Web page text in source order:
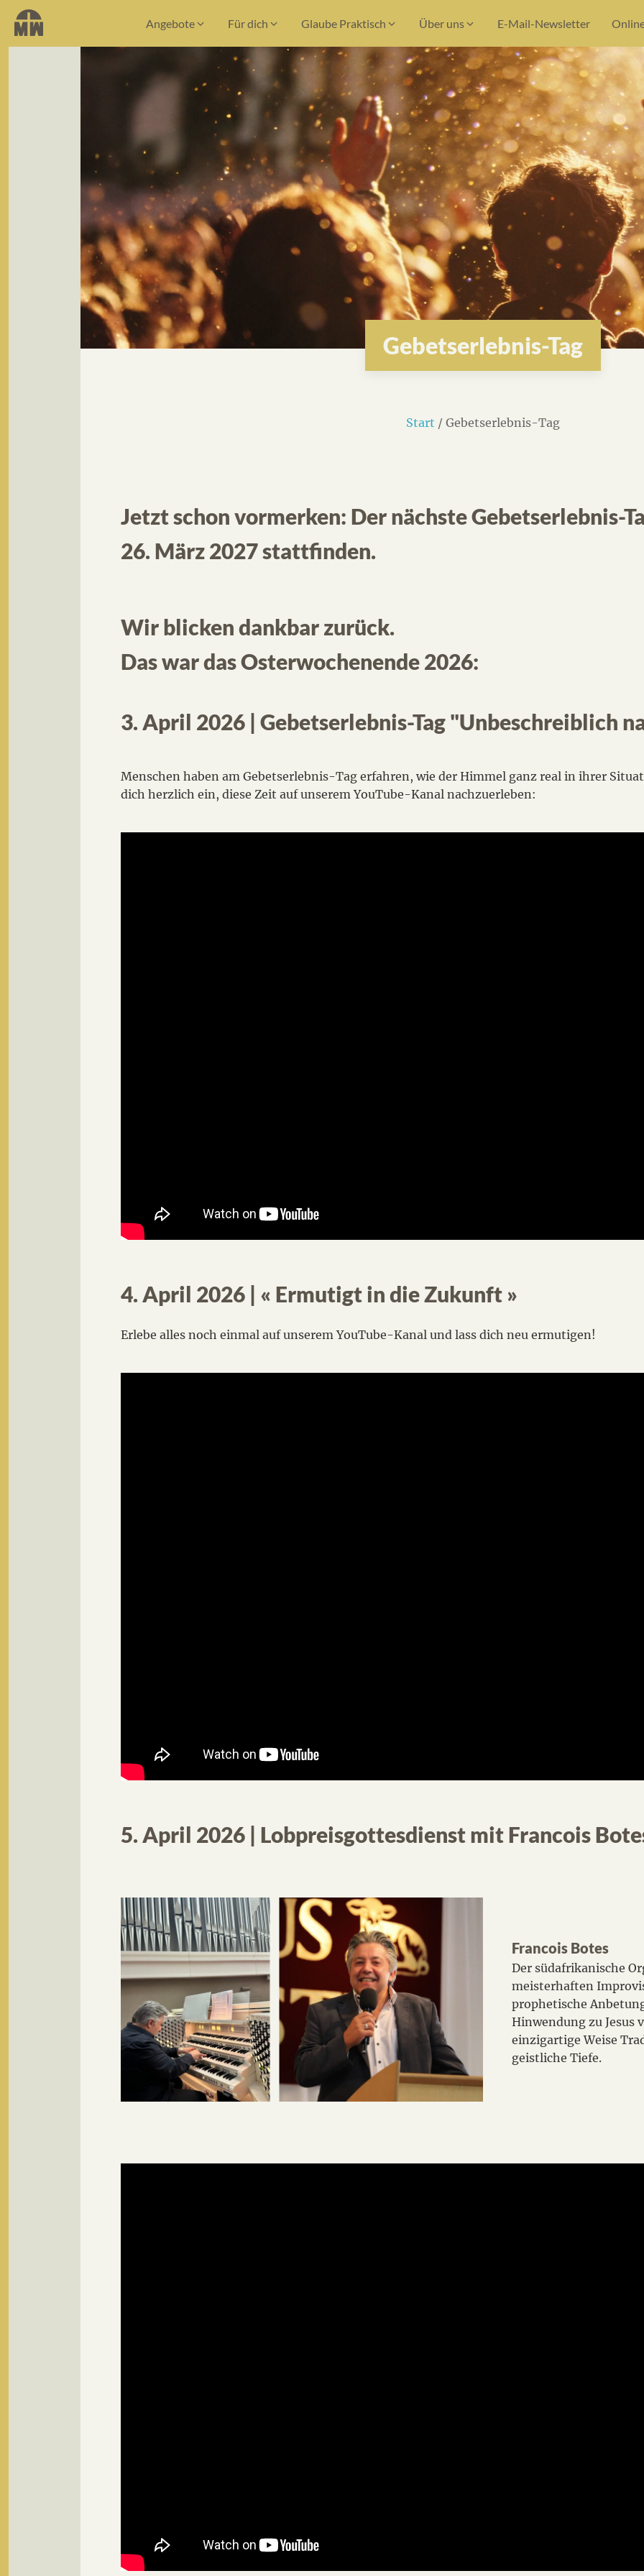
Angebote Für dich Glaube Praktisch Über uns E-Mail-Newsletter
Gebetserlebnis-Tag
Start / Gebetserlebnis-Tag
Jetzt schon vormerken: Der nächste Gebetserlebnis-
26. März 2027 stattfinden.
Wir blicken dankbar zurück.
Das war das Osterwochenende 2026:
3. April 2026 | Gebetserlebnis-Tag "Unbeschreiblich
Menschen haben am Gebetserlebnis-Tag erfahren, wie der Himmel ganz real in ihrer
dich herzlich ein, diese Zeit auf unserem YouTube-Kanal nachzuerleben:
4. April 2026 | « Ermutigt in die Zukunft »
Erlebe alles noch einmal auf unserem YouTube-Kanal und lass dich neu ermutigen!
5. April 2026 | Lobpreisgottesdienst mit Francois
Francois Botes
Der südafrikanische
meisterhaften
prophetische
Hinwendung zu Jesus
einzigartige Weise
geistliche Tiefe.